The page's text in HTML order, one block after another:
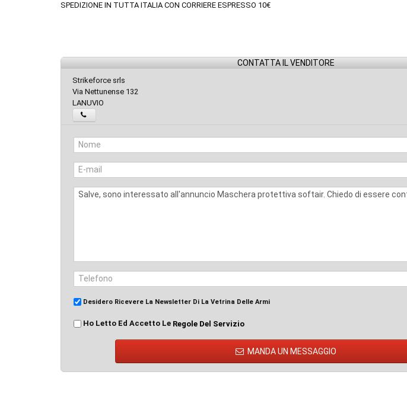
SPEDIZIONE IN TUTTA ITALIA CON CORRIERE ESPRESSO 10€
CONTATTA IL VENDITORE
Strikeforce srls
Via Nettunense 132
LANUVIO
Desidero Ricevere La Newsletter Di La Vetrina Delle Armi
Ho Letto Ed Accetto Le Regole Del Servizio
MANDA UN MESSAGGIO